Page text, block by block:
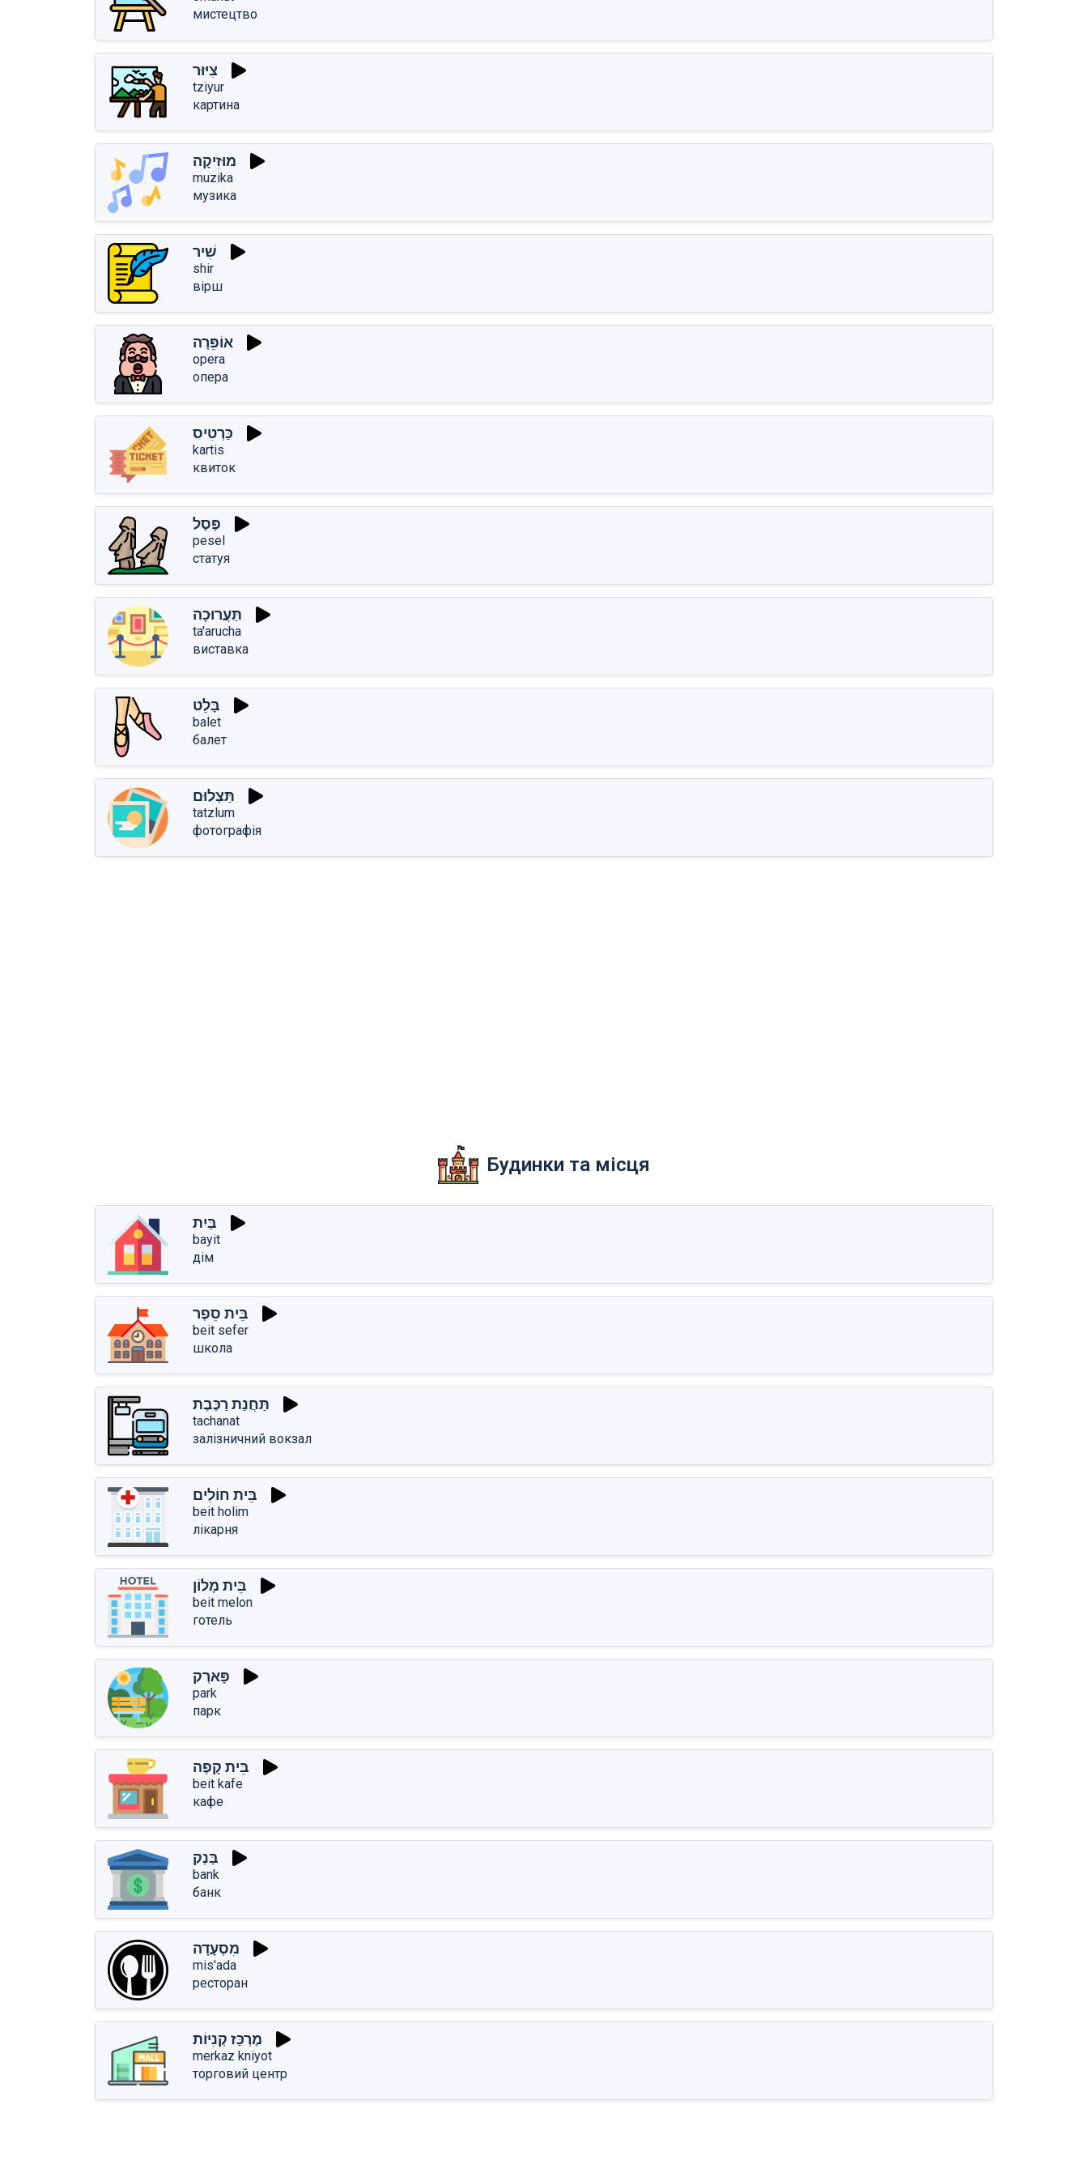
мистецтво
צִיּוּר
tziyur
картина
מוּזִיקָה
muzika
музика
שִׁיר
shir
вірш
אוֹפֵּרָה
opera
опера
כַּרְטִיס
kartis
квиток
פֶּסֶל
pesel
статуя
תַּעֲרוּכָה
ta'arucha
виставка
בָּלֵט
balet
балет
תַּצְלוּם
tatzlum
фотографія
Будинки та місця
בַּיִת
bayit
дім
בֵּית סֵפֶר
beit sefer
школа
תַּחֲנַת רַכֶּבֶת
tachanat
залізничний вокзал
בֵּית חוֹלִים
beit holim
лікарня
בֵּית מָלוֹן
beit melon
готель
פָּארְק
park
парк
בֵּית קָפֶה
beit kafe
кафе
בַּנְק
bank
банк
מִסְעָדָה
mis'ada
ресторан
מֶרְכַּז קְנִיּוֹת
merkaz kniyot
торговий центр